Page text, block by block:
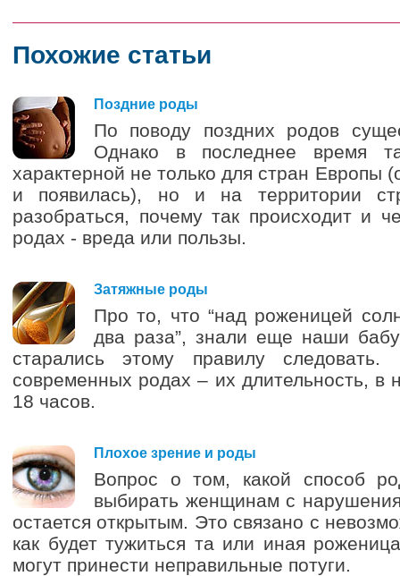
Похожие статьи
Поздние роды
По поводу поздних родов
Однако в последнее время
характерной не только для стран Европы
и появилась), но и на территории
разобраться, почему так происходит и
родах - вреда или пользы.
Затяжные роды
Про то, что “над роженицей
два раза”, знали еще наши
старались этому правилу
современных родах – их длительность, в
18 часов.
Плохое зрение и роды
Вопрос о том, какой способ
выбирать женщинам с
остается открытым. Это связано с
как будет тужиться та или иная
могут принести неправильные потуги.